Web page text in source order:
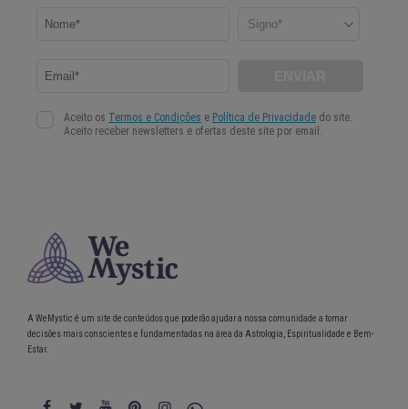
A WeMystic é um site de conteúdos que poderão ajudar a nossa comunidade a tomar
decisões mais conscientes e fundamentadas na área da Astrologia, Espiritualidade e Bem-
Estar.